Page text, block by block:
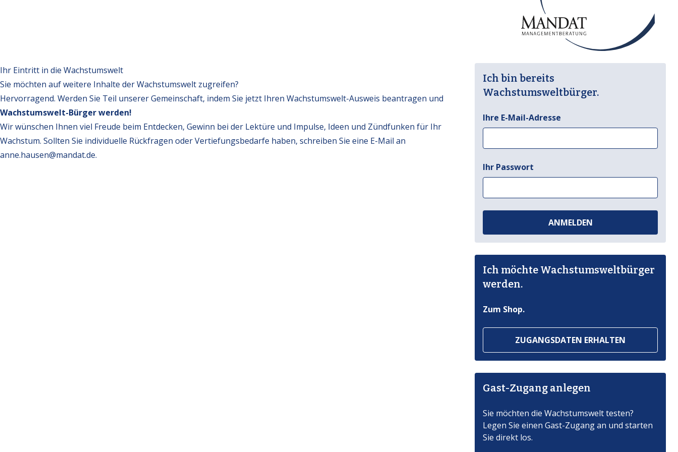
Ihr Eintritt in die Wachstumswelt
Sie möchten auf weitere Inhalte der Wachstumswelt zugreifen?
Hervorragend. Werden Sie Teil unserer Gemeinschaft, indem Sie jetzt Ihren Wachstumswelt-Ausweis beantragen und
Wachstumswelt-Bürger werden!
Wir wünschen Ihnen viel Freude beim Entdecken, Gewinn bei der Lektüre und Impulse, Ideen und Zündfunken für Ihr
Wachstum. Sollten Sie individuelle Rückfragen oder Vertiefungsbedarfe haben, schreiben Sie eine E-Mail an
anne.hausen@mandat.de.
Ich bin bereits
Wachstumsweltbürger.
Ihre E-Mail-Adresse
Ihr Passwort
ANMELDEN
Ich möchte Wachstumsweltbürger
werden.
Zum Shop.
ZUGANGSDATEN ERHALTEN
Gast-Zugang anlegen
Sie möchten die Wachstumswelt testen?
Legen Sie einen Gast-Zugang an und starten
Sie direkt los.